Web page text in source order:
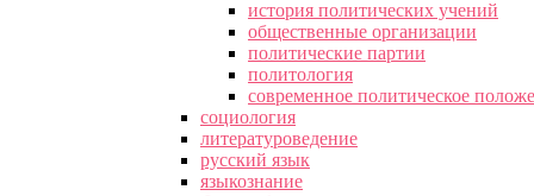
история политических учений
общественные организации
политические партии
политология
современное политическое
социология
литературоведение
русский язык
языкознание